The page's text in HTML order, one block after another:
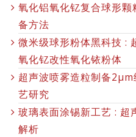
氧化铝氧化钇复合球形
备方法
微米级球形粉体黑科技 :
氧化钇改性氧化铱粉体
超声波喷雾造粒制备2μm
艺研究
玻璃表面涂锡新工艺 : 超
解析